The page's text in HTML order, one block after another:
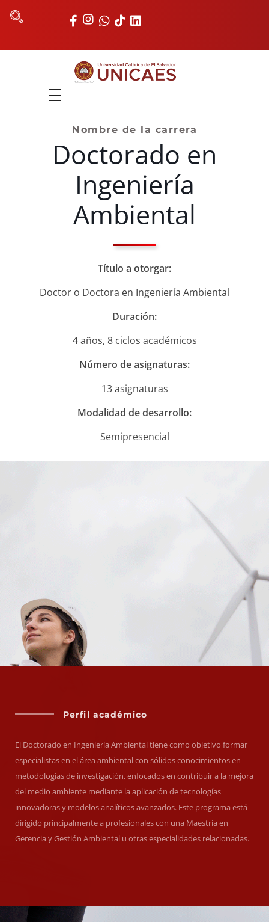
FACULTADES
REGISTRO ACADÉMICO
UNIDADES
CONTÁCTANOS
Nombre de la carrera
Doctorado en
Ingeniería
Ambiental
Título a otorgar:
Doctor o Doctora en Ingeniería Ambiental
Duración:
4 años, 8 ciclos académicos
Número de asignaturas:
13 asignaturas
Modalidad de desarrollo:
Semipresencial
Perfil académico
El Doctorado en Ingeniería Ambiental tiene como objetivo formar
especialistas en el área ambiental con sólidos conocimientos en
metodologías de investigación, enfocados en contribuir a la mejora
del medio ambiente mediante la aplicación de tecnologías
innovadoras y modelos analíticos avanzados. Este programa está
dirigido principalmente a profesionales con una Maestría en
Gerencia y Gestión Ambiental u otras especialidades relacionadas.